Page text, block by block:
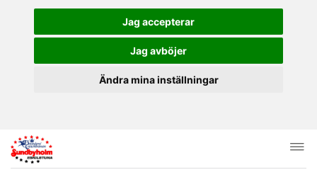
Jag accepterar
Jag avböjer
Ändra mina inställningar